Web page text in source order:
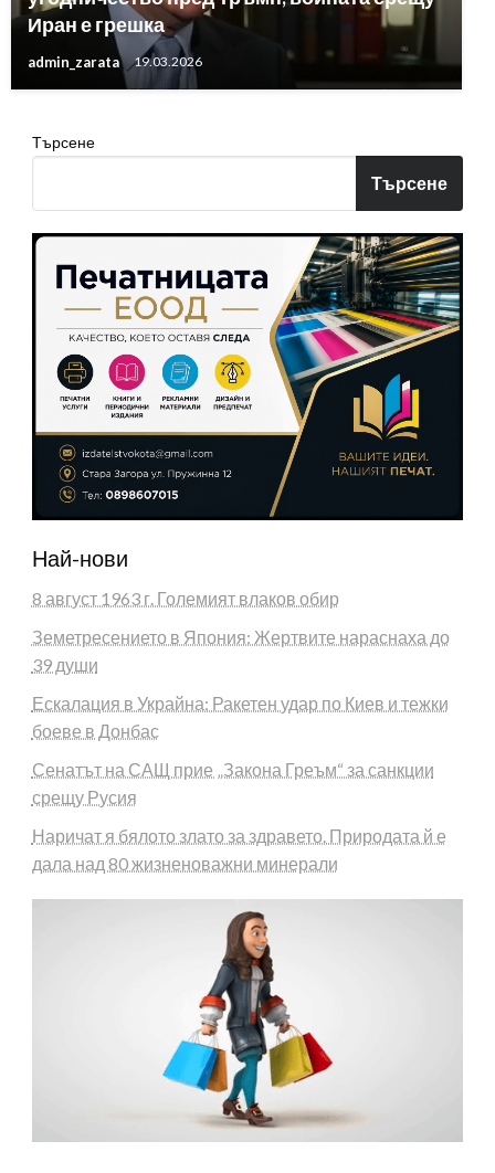
Иран е грешка
admin_zarata 19.03.2026
Търсене
Търсене
Най-нови
8 август 1963 г. Големият влаков обир
Земетресението в Япония: Жертвите нараснаха до
39 души
Ескалация в Украйна: Ракетен удар по Киев и тежки
боеве в Донбас
Сенатът на САЩ прие „Закона Греъм“ за санкции
срещу Русия
Наричат я бялото злато за здравето. Природата й е
дала над 80 жизненоважни минерали